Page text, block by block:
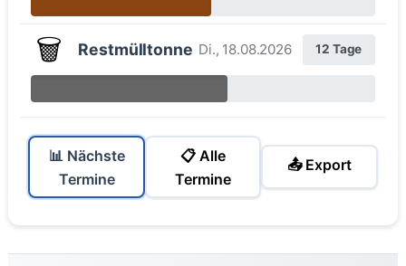
🗑️ Restmülltonne Di., 18.08.2026 12 Tage
📊 Nächste
Termine
📋 Alle
Termine
📤 Export